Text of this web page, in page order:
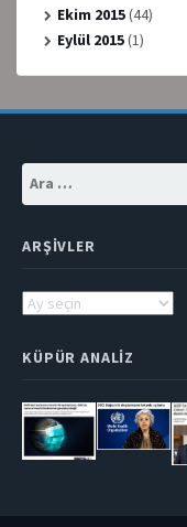
Ekim 2015(44)
Eylül 2015(1)
Arama:
ARŞIVLER
Arşivler
KÜPÜR ANALIZ